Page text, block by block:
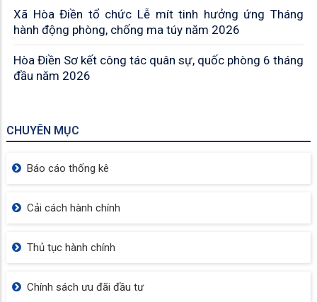
Xã Hòa Điền tổ chức Lễ mít tinh hưởng ứng Tháng
hành động phòng, chống ma túy năm 2026
Hòa Điền Sơ kết công tác quân sự, quốc phòng 6 tháng
đầu năm 2026
CHUYÊN MỤC
Báo cáo thống kê
Cải cách hành chính
Thủ tục hành chính
Chính sách ưu đãi đầu tư